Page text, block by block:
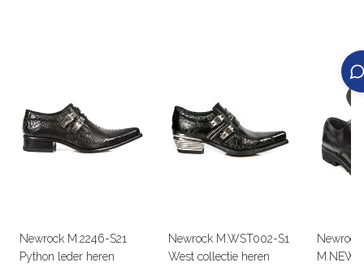
Newrock M.2246-S21
Python leder heren
Newrock M.WST002-S1
West collectie heren
Newrock